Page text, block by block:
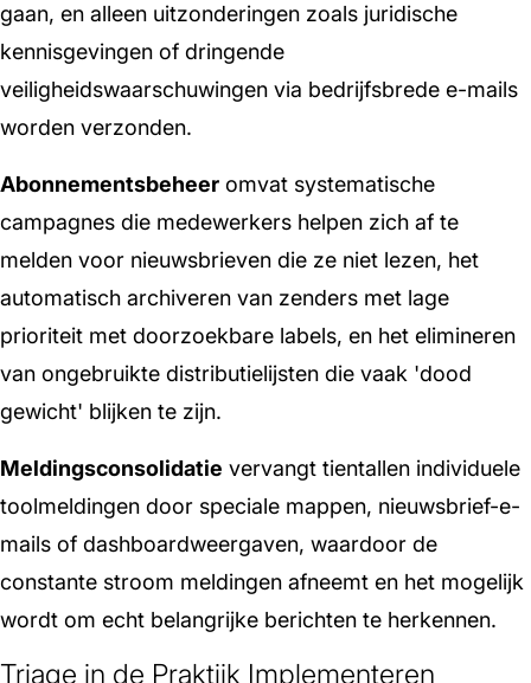
gaan, en alleen uitzonderingen zoals juridische
kennisgevingen of dringende
veiligheidswaarschuwingen via bedrijfsbrede e-mails
worden verzonden.
Abonnementsbeheer omvat systematische
campagnes die medewerkers helpen zich af te
melden voor nieuwsbrieven die ze niet lezen, het
automatisch archiveren van zenders met lage
prioriteit met doorzoekbare labels, en het elimineren
van ongebruikte distributielijsten die vaak 'dood
gewicht' blijken te zijn.
Meldingsconsolidatie vervangt tientallen individuele
toolmeldingen door speciale mappen, nieuwsbrief-e-
mails of dashboardweergaven, waardoor de
constante stroom meldingen afneemt en het mogelijk
wordt om echt belangrijke berichten te herkennen.
Triage in de Praktijk Implementeren